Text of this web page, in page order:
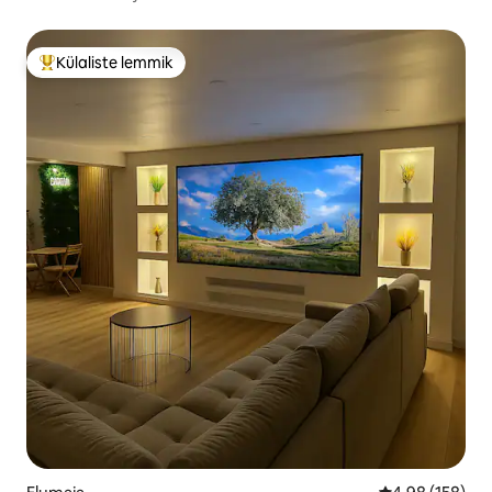
Külaliste suur lemmik
Külaliste lemmik